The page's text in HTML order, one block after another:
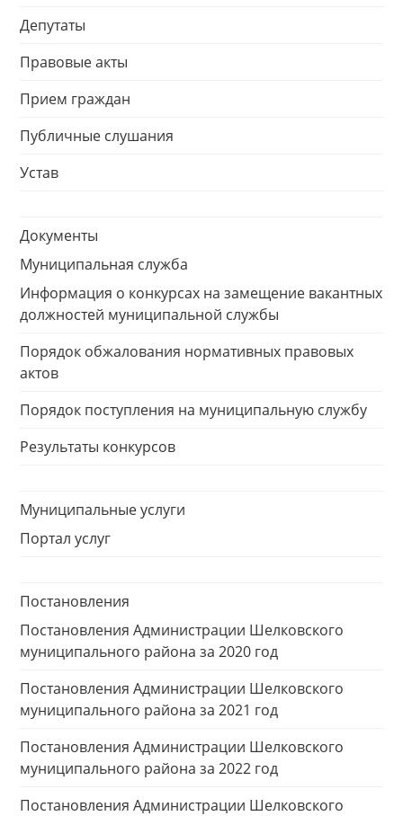
Депутаты
Правовые акты
Прием граждан
Публичные слушания
Устав
Документы
Муниципальная служба
Информация о конкурсах на замещение вакантных
должностей муниципальной службы
Порядок обжалования нормативных правовых
актов
Порядок поступления на муниципальную службу
Результаты конкурсов
Муниципальные услуги
Портал услуг
Постановления
Постановления Администрации Шелковского
муниципального района за 2020 год
Постановления Администрации Шелковского
муниципального района за 2021 год
Постановления Администрации Шелковского
муниципального района за 2022 год
Постановления Администрации Шелковского